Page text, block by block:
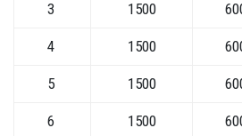
3 1500
4 1500
5 1500
6 1500